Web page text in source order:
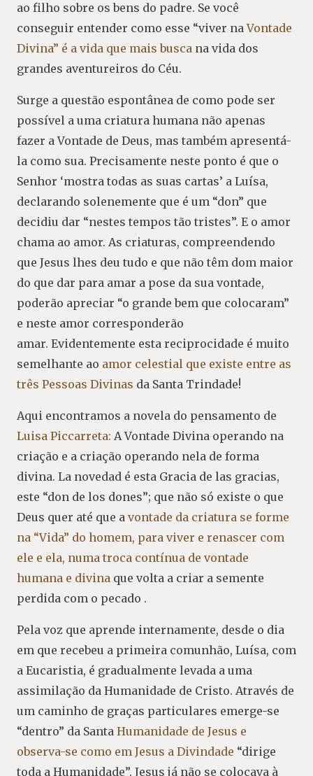
ao filho sobre os bens do padre. Se você
conseguir entender como esse “viver naVontade
Divina” é a vida que mais busca na vida dos
grandes aventureiros do Céu.
Surge a questão espontânea de como pode ser
possível a uma criatura humana não apenas
fazer a Vontade de Deus, mas também apresentá-
la como sua. Precisamente neste ponto é que o
Senhor ‘mostra todas as suas cartas’ a Luísa,
declarando solenemente que é um “don” que
decidiu dar “nestes tempos tão tristes”. E o amor
chama ao amor. As criaturas, compreendendo
que Jesus lhes deu tudo e que não têm dom maior
do que dar para amar a pose da sua vontade,
poderão apreciar “o grande bem que colocaram”
e neste amor corresponderão
amar. Evidentemente esta reciprocidade é muito
semelhante ao amor celestial que existe entre as
três Pessoas Divinas da Santa Trindade!
Aqui encontramos a novela do pensamento de
Luisa Piccarreta: A Vontade Divina operando na
criação e a criação operando nela de forma
divina. La novedad é esta Gracia de las gracias,
este “don de los dones”; que não só existe o que
Deus quer até que a vontade da criatura se forme
na “Vida” do homem, para viver e renascer com
ele e ela, numa troca contínua de vontade
humana e divina que volta a criar a semente
perdida com o pecado .
Pela voz que aprende internamente, desde o dia
em que recebeu a primeira comunhão, Luísa, com
a Eucaristia, é gradualmente levada a uma
assimilação da Humanidade de Cristo. Através de
um caminho de graças particulares emerge-se
“dentro” da Santa Humanidade de Jesus e
observa-se como em Jesus a Divindade “dirige
toda a Humanidade”. Jesus já não se colocava à